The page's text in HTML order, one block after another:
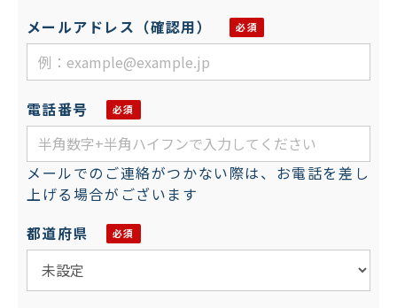
メールアドレス（確認用）
電話番号
メールでのご連絡がつかない際は、お電話を差し
上げる場合がございます
都道府県